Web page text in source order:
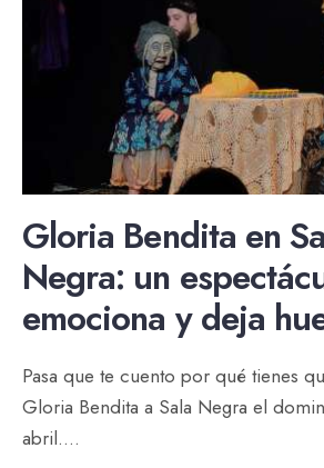
Gloria Bendita en
Negra: un
emociona y deja
Pasa que te cuento por qué tienes
Gloria Bendita a Sala Negra el
abril....